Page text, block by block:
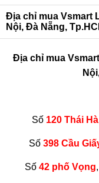
Địa chỉ mua Vsmart
Nội, Đà Nẵng,
Địa chỉ mua
Số 120 Thái Hà
Số 398 Cầu
Số 42 phố Vọng